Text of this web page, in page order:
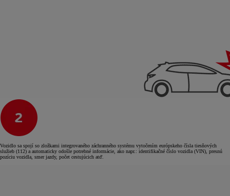
Vozidlo sa spojí so zložkami integrovaného záchranného systému vytočením európskeho čísla tiesňových
služieb (112) a automaticky odošle potrebné informácie, ako napr.: identifikačné číslo vozidla (VIN), presnú
pozíciu vozidla, smer jazdy, počet cestujúcich atď.